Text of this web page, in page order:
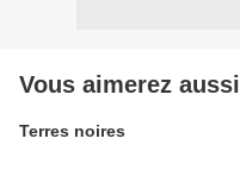
Vous aimerez aussi
Terres noires